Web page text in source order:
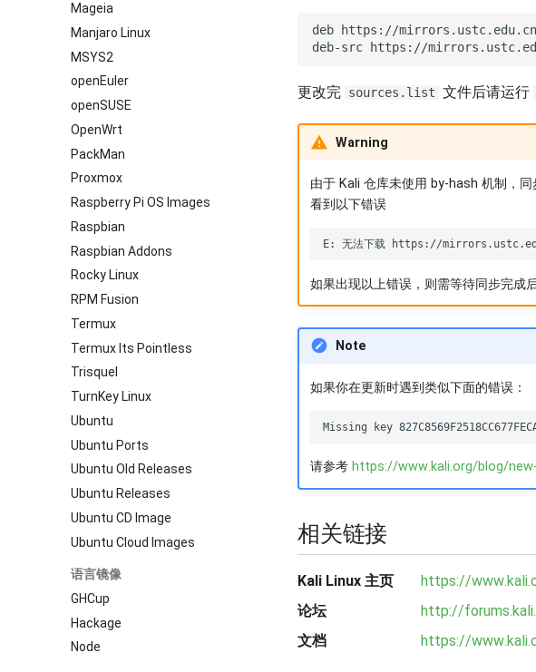
Mageia
Manjaro Linux
MSYS2
openEuler
openSUSE
OpenWrt
PackMan
Proxmox
Raspberry Pi OS Images
Raspbian
Raspbian Addons
Rocky Linux
RPM Fusion
Termux
Termux Its Pointless
Trisquel
TurnKey Linux
Ubuntu
Ubuntu Ports
Ubuntu Old Releases
Ubuntu Releases
Ubuntu CD Image
Ubuntu Cloud Images
语言镜像
GHCup
Hackage
Node
deb https://
更改完 sources.list 文件后请运行
Warning
由于 Kali 仓库未使用 by-hash 机制，
看到以下错误
如果出现以上错误，则需等待同步完成
Note
如果你在更新时遇到类似下面的错误：
请参考 https://www.kali.org/blog/
相关链接
Kali Linux 主页
https://
论坛
http://
文档
https://